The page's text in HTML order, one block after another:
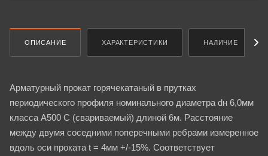
ОПИСАНИЕ ХАРАКТЕРИСТИКИ НАЛИЧИЕ
Арматурный прокат горячекатаный в прутках
периодического профиля номинального диаметра dн 6,0мм
класса А500 С (свариваемый) длиной 6м. Расстояние
между двумя соседними поперечными ребрами измеренное
вдоль оси проката t = 4мм +/-15%. Соответствует